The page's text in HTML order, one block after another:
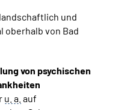
und
oberhalb von Bad
von psychischen
u. a. auf